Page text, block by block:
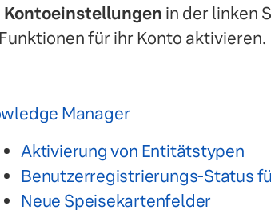
Kontoeinstellungen in der linken
für ihr Konto aktivieren.
Manager
Aktivierung von Entitätstypen
Benutzerregistrierungs-Status
Neue Speisekartenfelder